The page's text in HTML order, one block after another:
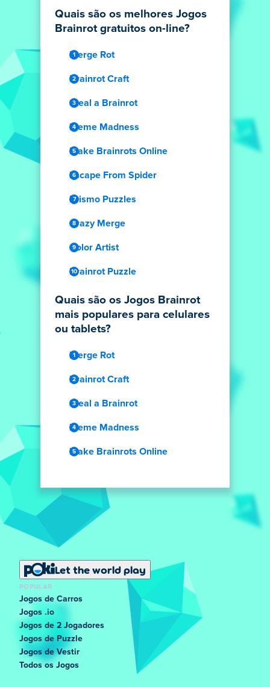
Quais são os melhores Jogos
Brainrot gratuitos on-line?
Merge Rot
Brainrot Craft
Steal a Brainrot
Meme Madness
Make Brainrots Online
Escape From Spider
Prismo Puzzles
Crazy Merge
Color Artist
Brainrot Puzzle
Quais são os Jogos Brainrot
mais populares para celulares
ou tablets?
Merge Rot
Brainrot Craft
Steal a Brainrot
Meme Madness
Make Brainrots Online
Let the world play
POPULAR
Jogos de Carros
Jogos .io
Jogos de 2 Jogadores
Jogos de Puzzle
Jogos de Vestir
Todos os Jogos